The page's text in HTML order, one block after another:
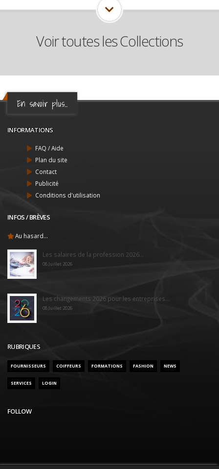
Voir toutes les Collections
En savoir plus...
INFORMATIONS
FAQ / Aide
Plan du site
Contact
Publicité
Conditions d'utilisation
INFOS / BRÈVES
Au hasard...
Les salaires de la profession 2026...
08 Juillet 2026
Les changements 2026 pour les entreprises...
08 Juillet 2026
RUBRIQUES
FOURNISSEURS COIFFEURS FORMATIONS FASHION NEWS
SERVICES LOGIN
FOLLOW